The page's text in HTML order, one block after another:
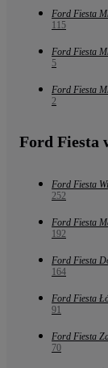
Ford Fiesta
115
Ford Fiesta
5
Ford Fiesta
2
Ford Fiesta
Ford Fiesta
252
Ford Fiesta
192
Ford Fiesta
164
Ford Fiesta
91
Ford Fiesta
70